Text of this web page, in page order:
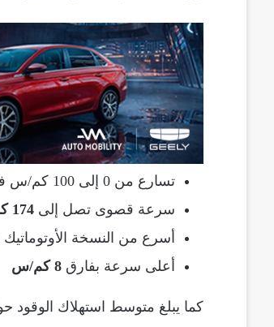
تسارع من 0 إلى 100 كم/س في
سرعة قصوى تصل إلى 174 كم/س
أسرع من النسخة الأوتوماتيك
أعلى سرعة بفارق 8 كم/س
كما يبلغ متوسط استهلاك الوقود